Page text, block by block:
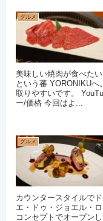
グルメ
美味しい焼肉が食べた
という蕃 YORONIKU
取りやすいです。
ー/価格 今回はよ...
グルメ
カウンタースタイルで
エ・ドゥ・ジョエル・
コンセプトでオープン